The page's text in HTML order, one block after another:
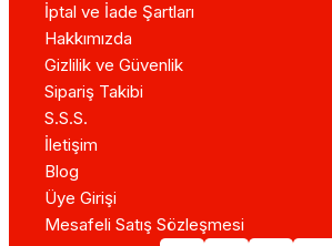
İptal ve İade Şartları
Hakkımızda
Gizlilik ve Güvenlik
Sipariş Takibi
S.S.S.
İletişim
Blog
Üye Girişi
Mesafeli Satış Sözleşmesi